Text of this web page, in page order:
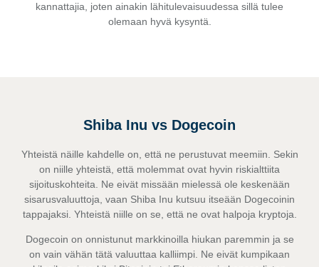
kannattajia, joten ainakin lähitulevaisuudessa sillä tulee
olemaan hyvä kysyntä.
Shiba Inu vs Dogecoin
Yhteistä näille kahdelle on, että ne perustuvat meemiin. Sekin
on niille yhteistä, että molemmat ovat hyvin riskialttiita
sijoituskohteita. Ne eivät missään mielessä ole keskenään
sisarusvaluuttoja, vaan Shiba Inu kutsuu itseään Dogecoinin
tappajaksi. Yhteistä niille on se, että ne ovat halpoja kryptoja.
Dogecoin on onnistunut markkinoilla hiukan paremmin ja se
on vain vähän tätä valuuttaa kalliimpi. Ne eivät kumpikaan